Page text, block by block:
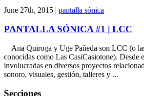
June 27th, 2015 | pantalla sónica
PANTALLA SÓNICA #1 | LCC
Ana Quiroga y Uge Pañeda son LCC (o
conocidas como Las CasiCasiotone). Desde
involucradas en diversos proyectos
sonoro, visuales, gestión, talleres y ...
Secciones